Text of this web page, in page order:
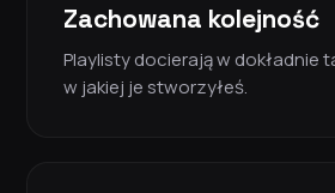
Zachowana kolejność
Playlisty docierają w dokładnie
w jakiej je stworzyłeś.